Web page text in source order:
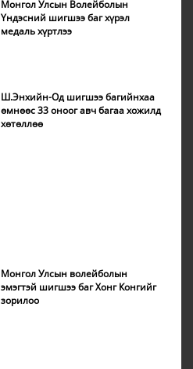
Монгол Улсын Волейболын
Үндэсний шигшээ баг хүрэл
медаль хүртлээ
Ш.Энхийн-Од шигшээ багийнхаа
өмнөөс 33 оноог авч багаа хожилд
хөтөллөө
Монгол Улсын волейболын
эмэгтэй шигшээ баг Хонг Конгийг
зорилоо